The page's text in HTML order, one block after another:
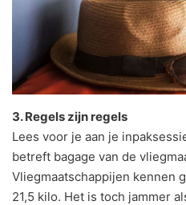
3. Regels zijn regels
Lees voor je aan je
betreft bagage van de
Vliegmaatschappijen kennen
21,5 kilo. Het is toch jammer